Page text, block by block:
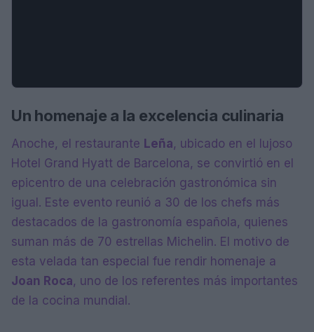
Un homenaje a la excelencia culinaria
Anoche, el restaurante Leña, ubicado en el lujoso
Hotel Grand Hyatt de Barcelona, se convirtió en el
epicentro de una celebración gastronómica sin
igual. Este evento reunió a 30 de los chefs más
destacados de la gastronomía española, quienes
suman más de 70 estrellas Michelin. El motivo de
esta velada tan especial fue rendir homenaje a
Joan Roca, uno de los referentes más importantes
de la cocina mundial.